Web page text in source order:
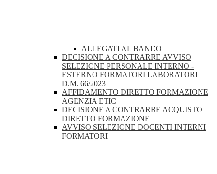
ALLEGATI AL BANDO
DECISIONE A CONTRARRE AVVISO
SELEZIONE PERSONALE INTERNO -
ESTERNO FORMATORI LABORATORI
D.M. 66/2023
AFFIDAMENTO DIRETTO FORMAZIONE
AGENZIA ETIC
DECISIONE A CONTRARRE ACQUISTO
DIRETTO FORMAZIONE
AVVISO SELEZIONE DOCENTI INTERNI
FORMATORI